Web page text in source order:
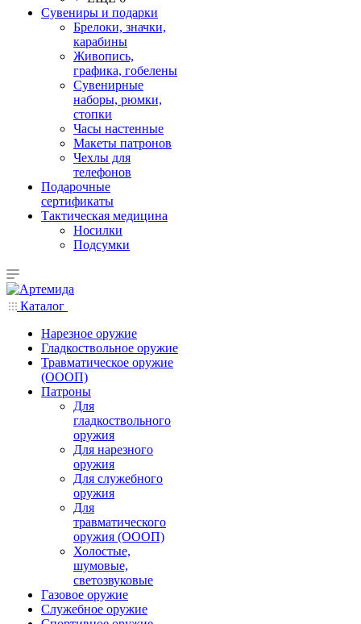
Сувениры и подарки
Брелоки, значки,
карабины
Живопись,
графика, гобелены
Сувенирные
наборы, рюмки,
стопки
Часы настенные
Макеты патронов
Чехлы для
телефонов
Подарочные
сертификаты
Тактическая медицина
Носилки
Подсумки
Каталог
Нарезное оружие
Гладкоствольное оружие
Травматическое оружие
(ОООП)
Патроны
Для
гладкоствольного
оружия
Для нарезного
оружия
Для служебного
оружия
Для
травматического
оружия (ОООП)
Холостые,
шумовые,
светозвуковые
Газовое оружие
Служебное оружие